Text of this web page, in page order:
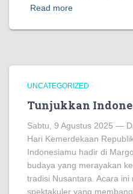
Read more
UNCATEGORIZED
Tunjukkan
Sabtu, 9 Agustus 2025 —
Hari Kemerdekaan
Indonesiamu hadir di
budaya yang merayakan
tradisi Nusantara. Acara
spektakuler yang